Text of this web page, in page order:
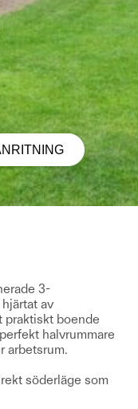
3-
av
praktiskt boende
halvrummare
arbetsrum.
söderläge som